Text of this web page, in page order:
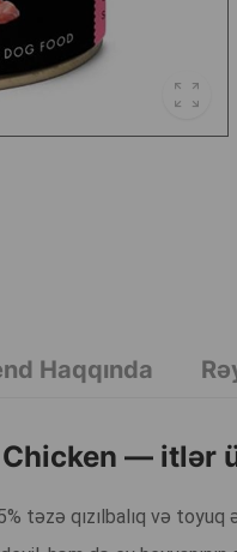
Haqqında
— itlər
təzə qızılbalıq və toyuq